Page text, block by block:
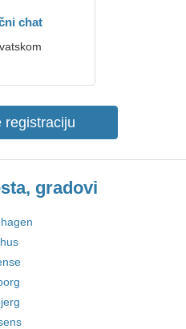
chat
registraciju
gradovi